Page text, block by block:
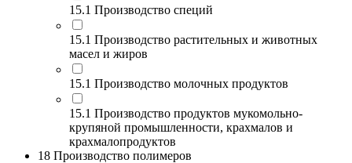
15.1 Производство специй
15.1 Производство растительных и животных
масел и жиров
15.1 Производство молочных продуктов
15.1 Производство продуктов мукомольно-
крупяной промышленности, крахмалов и
крахмалопродуктов
18 Производство полимеров